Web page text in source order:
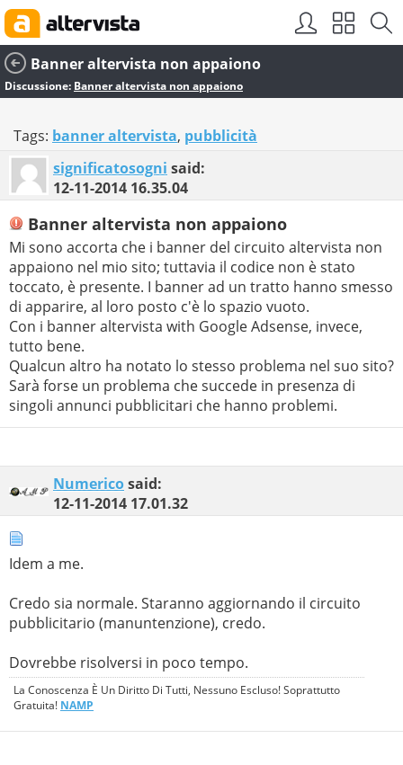
Banner altervista non appaiono
Discussione: Banner altervista non appaiono
Tags: banner altervista, pubblicità
significatosogni said:
12-11-2014 16.35.04
Banner altervista non appaiono
Mi sono accorta che i banner del circuito altervista non
appaiono nel mio sito; tuttavia il codice non è stato
toccato, è presente. I banner ad un tratto hanno smesso
di apparire, al loro posto c'è lo spazio vuoto.
Con i banner altervista with Google Adsense, invece,
tutto bene.
Qualcun altro ha notato lo stesso problema nel suo sito?
Sarà forse un problema che succede in presenza di
singoli annunci pubblicitari che hanno problemi.
Numericosaid:
12-11-2014 17.01.32
Idem a me.
Credo sia normale. Staranno aggiornando il circuito
pubblicitario (manuntenzione), credo.
Dovrebbe risolversi in poco tempo.
La Conoscenza È Un Diritto Di Tutti, Nessuno Escluso! Soprattutto
Gratuita! NAMP